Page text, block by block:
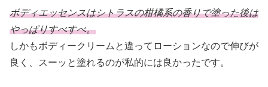
ボディエッセンスはシトラスの柑橘系の香りで塗った後は
やっぱりすべすべ。
しかもボディークリームと違ってローションなので伸びが
良く、スーッと塗れるのが私的には良かったです。